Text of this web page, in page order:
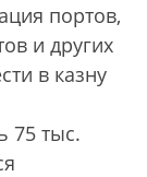
портов,
и других
в казну
75 тыс.